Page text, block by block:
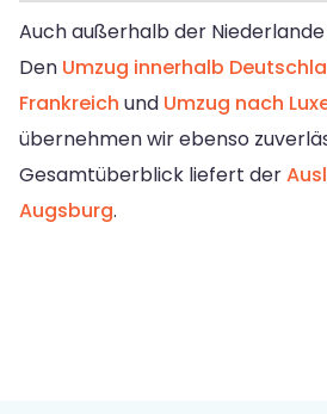
Auch außerhalb der
Den Umzug innerhalb
Frankreich und Umzug nach
übernehmen wir ebenso
Gesamtüberblick liefert der
Augsburg.